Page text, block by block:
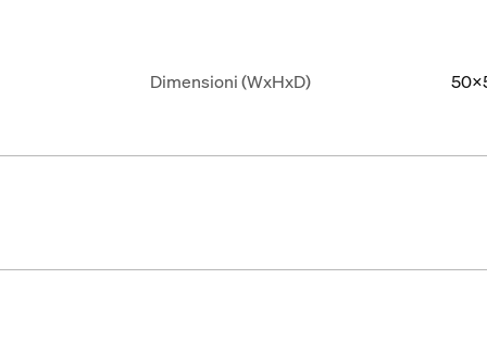
Dimensioni (WxHxD)